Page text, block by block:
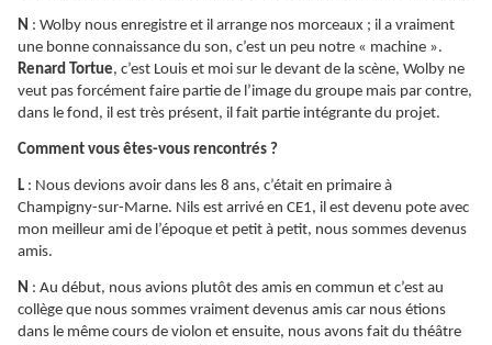
N : Wolby nous enregistre et il arrange nos morceaux ; il a vraiment
une bonne connaissance du son, c’est un peu notre « machine ».
Renard Tortue, c’est Louis et moi sur le devant de la scène, Wolby ne
veut pas forcément faire partie de l’image du groupe mais par contre,
dans le fond, il est très présent, il fait partie intégrante du projet.
Comment vous êtes-vous rencontrés ?
L : Nous devions avoir dans les 8 ans, c’était en primaire à
Champigny-sur-Marne. Nils est arrivé en CE1, il est devenu pote avec
mon meilleur ami de l’époque et petit à petit, nous sommes devenus
amis.
N : Au début, nous avions plutôt des amis en commun et c’est au
collège que nous sommes vraiment devenus amis car nous étions
dans le même cours de violon et ensuite, nous avons fait du théâtre